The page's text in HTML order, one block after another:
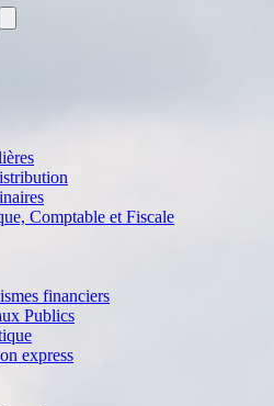
Comptable et Fiscale
financiers
Publics
express